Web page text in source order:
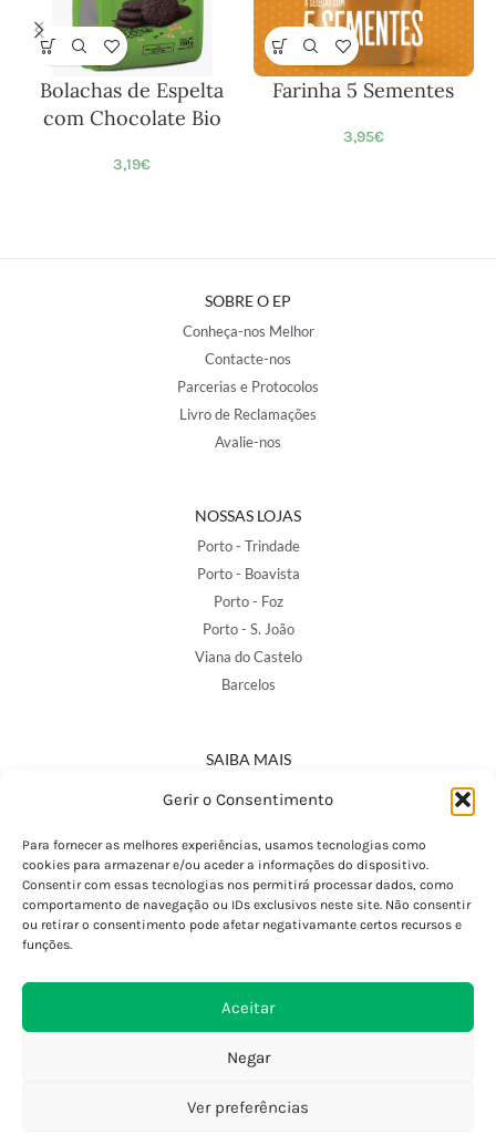
Gerir o Consentimento
Para fornecer as melhores experiências, usamos tecnologias como
cookies para armazenar e/ou aceder a informações do dispositivo.
Consentir com essas tecnologias nos permitirá processar dados, como
comportamento de navegação ou IDs exclusivos neste site. Não consentir
ou retirar o consentimento pode afetar negativamante certos recursos e
funções.
Aceitar
Negar
Ver preferências
Bolachas de Espelta
com Chocolate Bio
3,19€
Farinha 5 Sementes
3,95€
SOBRE O EP
Conheça-nos Melhor
Contacte-nos
Parcerias e Protocolos
Livro de Reclamações
Avalie-nos
NOSSAS LOJAS
Porto - Trindade
Porto - Boavista
Porto - Foz
Porto - S. João
Viana do Castelo
Barcelos
SAIBA MAIS
Política de Privacidade
Termos e Condições
Perguntas Frequentes
Custos de Envio
Encomendas Internacionais
Devoluções e Trocas